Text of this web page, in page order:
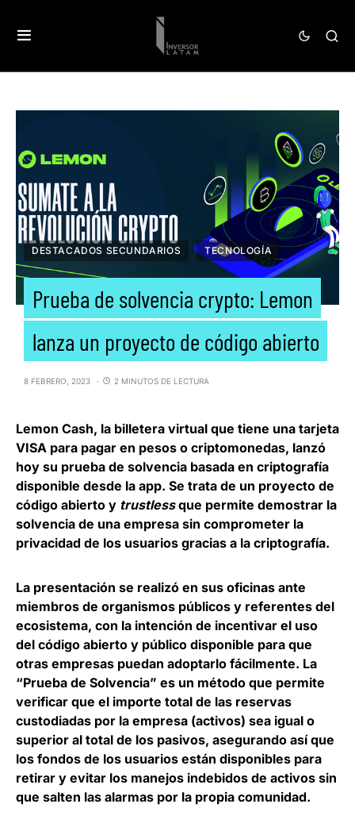
DESTACADOS SECUNDARIOS TECNOLOGÍA
Prueba de solvencia crypto: Lemon
lanza un proyecto de código abierto
8 FEBRERO, 2023 2 MINUTOS DE LECTURA
Lemon Cash, la billetera virtual que tiene una tarjeta
VISA para pagar en pesos o criptomonedas, lanzó
hoy su prueba de solvencia basada en criptografía
disponible desde la app. Se trata de un proyecto de
código abierto y trustlessque permite demostrar la
solvencia de una empresa sin comprometer la
privacidad de los usuarios gracias a la criptografía.
La presentación se realizó en sus oficinas ante
miembros de organismos públicos y referentes del
ecosistema, con la intención de incentivar el uso
del código abierto y público disponible para que
otras empresas puedan adoptarlo fácilmente. La
“Prueba de Solvencia” es un método que permite
verificar que el importe total de las reservas
custodiadas por la empresa (activos) sea igual o
superior al total de los pasivos, asegurando así que
los fondos de los usuarios están disponibles para
retirar y evitar los manejos indebidos de activos sin
que salten las alarmas por la propia comunidad.